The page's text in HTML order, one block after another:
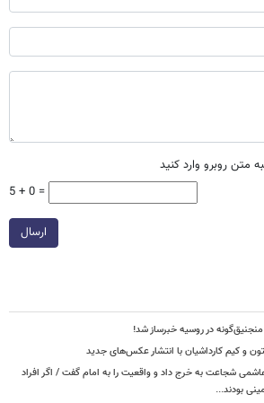
متن روبرو وارد کنید
5 + 0 =
ارسال
منجنیق‌گونه در روسیه خبرساز شد!
و کیم کارداشیان با انتشار عکس‌های جدید
شجاعت به خرج داد و واقعیت را به امام گفت / اگر افراد
بودند...